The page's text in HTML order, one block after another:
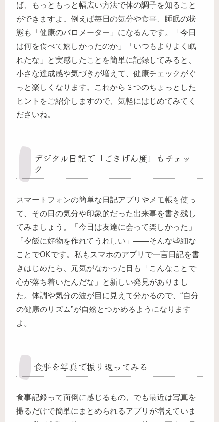
ば、もっともっと幅広い方法で体の調子を知ること
ができますよ。例えば毎日の気分や食事、睡眠の状
態も「健康のバロメーター」になるんです。「今日
は何を食べて嬉しかったのか」「いつもよりよく眠
れたな」と実感したことを簡単に記録してみると、
小さな達成感や気づきが増えて、健康チェックがぐ
っと楽しくなります。これから３つのちょっとした
ヒントをご紹介しますので、気軽にはじめてみてく
ださいね。
デジタル日記で「ごきげん度」もチェッ
ク
スマートフォンの簡単な日記アプリやメモ帳を使っ
て、その日の気分や印象的だった出来事を書き残し
てみましょう。「今日は友達に会って楽しかった」
「夕飯に好物を作れてうれしい」――そんな些細な
ことでOKです。私もスマホのアプリで一言日記を書
きはじめたら、元気がなかった日も「こんなことで
心が落ち着いたんだな」と新しい発見がありまし
た。体調や気分の波が目に見えて分かるので、“自分
の健康のリズム”が自然とつかめるようになります
よ。
食事を写真で振り返ってみる
食事記録って面倒に感じるもの。でも最近は写真を
撮るだけで簡単にまとめられるアプリが増えていま